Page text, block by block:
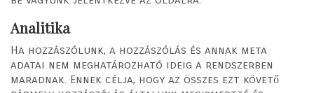
Analitika
Ha hozzászólunk, a hozzászólás és annak meta
adatai nem meghatározható ideig a rendszerben
maradnak. Ennek célja, hogy az összes ezt követő